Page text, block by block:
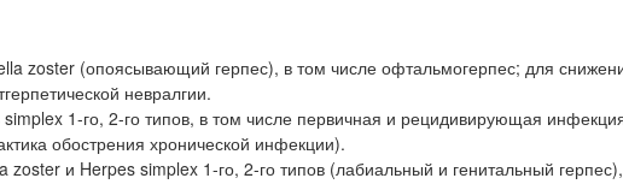
zoster (опоясывающий герпес), в том числе офтальмогерпес; для
невралгии.
1-го, 2-го типов, в том числе первичная и рецидивирующая
обострения хронической инфекции).
и Herpes simplex 1-го, 2-го типов (лабиальный и генитальный